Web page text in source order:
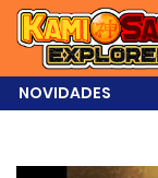
NOVIDADES